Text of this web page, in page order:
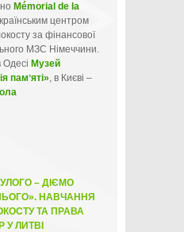
Mémorial de la
центром
за фінансової
МЗС Німеччини.
Одесі Музей
памʼяті», в Києві –
– ДІЄМО
НАВЧАННЯ
ТА ПРАВА
ЛИТВІ